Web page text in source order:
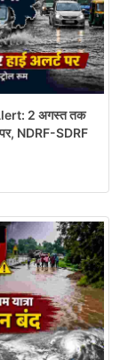
2 अगस्त तक
NDRF-SDRF